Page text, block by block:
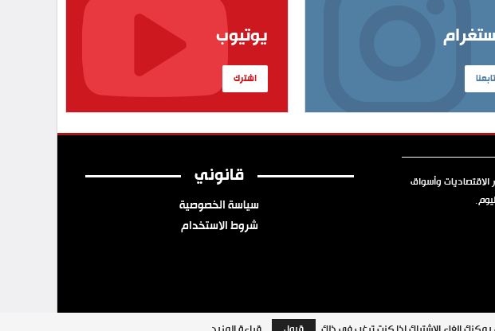
تابعنا
يوتيوب
اشترك
الاقتصاديات وأسواق
قانوني
سياسة الخصوصية
شروط الاستخدام